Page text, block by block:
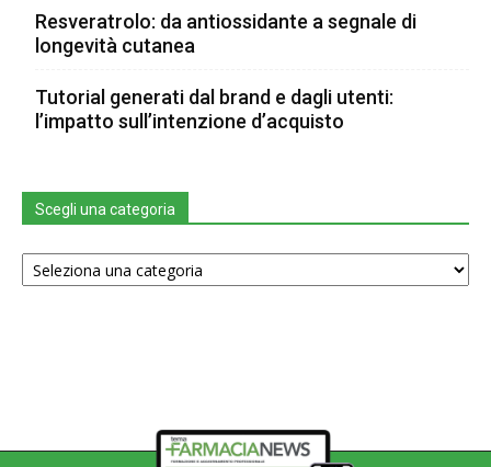
Resveratrolo: da antiossidante a segnale di
longevità cutanea
Tutorial generati dal brand e dagli utenti:
l’impatto sull’intenzione d’acquisto
Scegli una categoria
Scegli
una